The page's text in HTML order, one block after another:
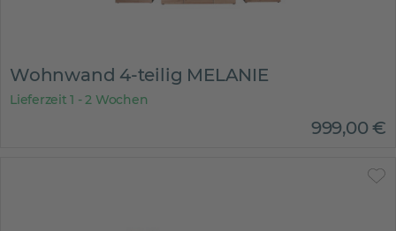
Wohnwand 4-teilig MELANIE
Lieferzeit 1 - 2 Wochen
999,00€